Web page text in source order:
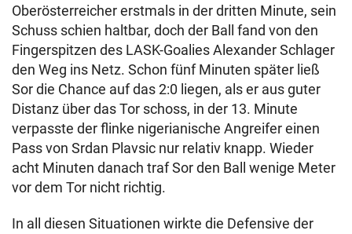
Oberösterreicher erstmals in der dritten Minute, sein
Schuss schien haltbar, doch der Ball fand von den
Fingerspitzen des LASK-Goalies Alexander Schlager
den Weg ins Netz. Schon fünf Minuten später ließ
Sor die Chance auf das 2:0 liegen, als er aus guter
Distanz über das Tor schoss, in der 13. Minute
verpasste der flinke nigerianische Angreifer einen
Pass von Srdan Plavsic nur relativ knapp. Wieder
acht Minuten danach traf Sor den Ball wenige Meter
vor dem Tor nicht richtig.
In all diesen Situationen wirkte die Defensive der